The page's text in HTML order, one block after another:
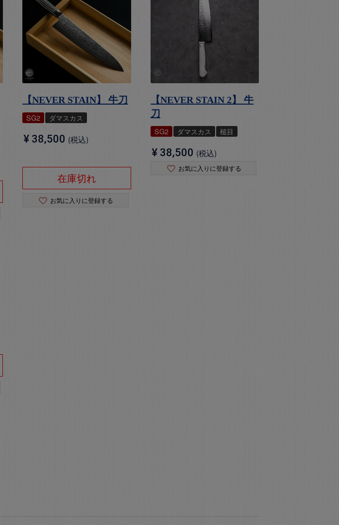
【NEVER STAIN】 牛刀
SG2 ダマスカス
¥ 38,500 税込
在庫切れ
お気に入りに登録する
【NEVER STAIN 2】 牛
刀
SG2 ダマスカス 槌目
¥ 38,500 税込
お気に入りに登録する